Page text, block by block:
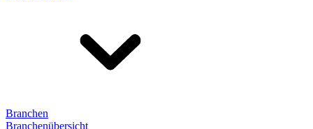
Branchen
Branchenübersicht